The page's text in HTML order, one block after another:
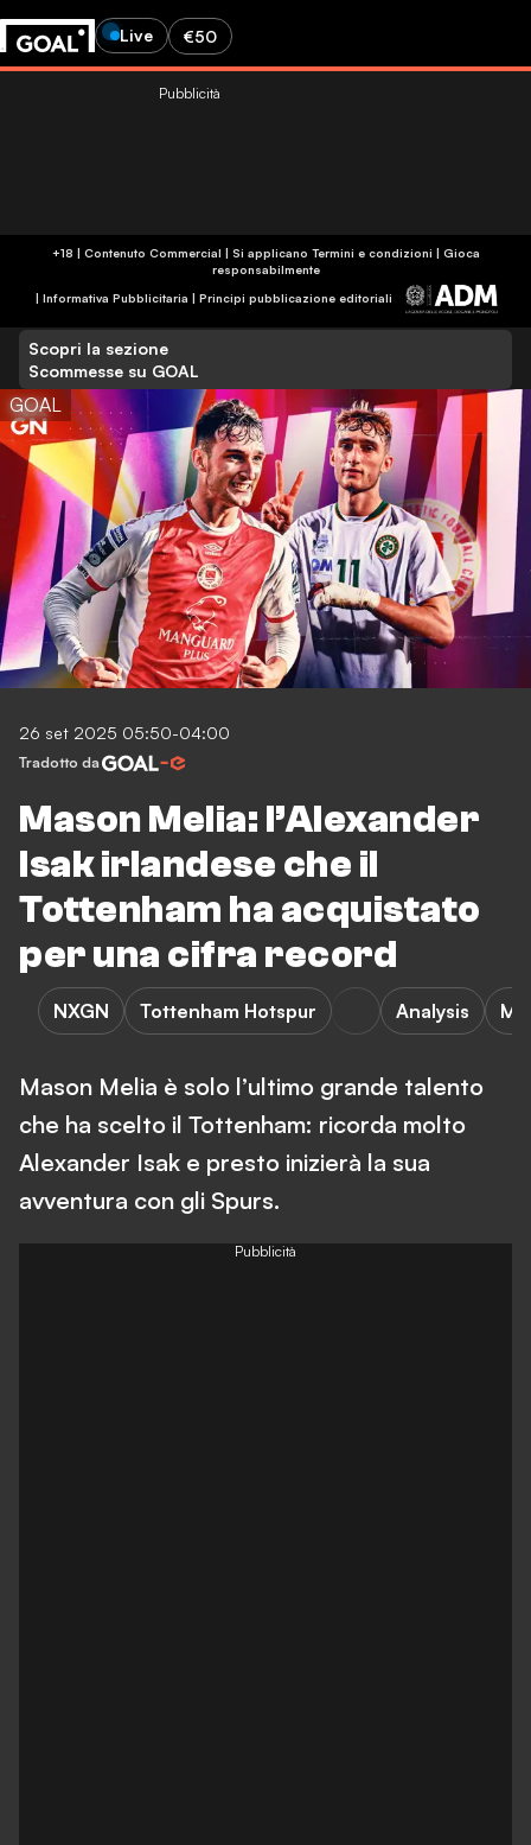
Live €50
Pubblicità
+18 | Contenuto Commercial | Si applicano Termini e condizioni | Gioca
responsabilmente
| Informativa Pubblicitaria | Principi pubblicazione editoriali
Scopri la sezione
Scommesse su GOAL
GOAL
26 set 2025 05:50-04:00
Tradotto da
Mason Melia: l’Alexander
Isak irlandese che il
Tottenham ha acquistato
per una cifra record
NXGN Tottenham Hotspur Analysis M.
Mason Melia è solo l’ultimo grande talento
che ha scelto il Tottenham: ricorda molto
Alexander Isak e presto inizierà la sua
avventura con gli Spurs.
Pubblicità